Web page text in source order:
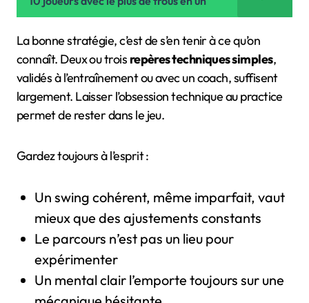
La bonne stratégie, c’est de s’en tenir à ce qu’on
connaît. Deux ou trois repères techniques simples,
validés à l’entraînement ou avec un coach, suffisent
largement. Laisser l’obsession technique au practice
permet de rester dans le jeu.
Gardez toujours à l’esprit :
Un swing cohérent, même imparfait, vaut
mieux que des ajustements constants
Le parcours n’est pas un lieu pour
expérimenter
Un mental clair l’emporte toujours sur une